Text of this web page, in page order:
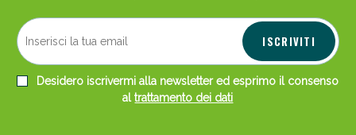
ISCRIVITI
Desidero iscrivermi alla newsletter ed esprimo il consenso
altrattamento dei dati